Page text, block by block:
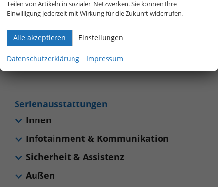
800 40 01 808
Allgemeines
Serienausstattungen
Innen
Infotainment & Kommunikation
Sicherheit & Assistenz
Außen
Teilen von Artikeln in sozialen Netzwerken. Sie können Ihre
Einwilligung jederzeit mit Wirkung für die Zukunft widerrufen.
Alle akzeptieren Einstellungen
Datenschutzerklärung Impressum